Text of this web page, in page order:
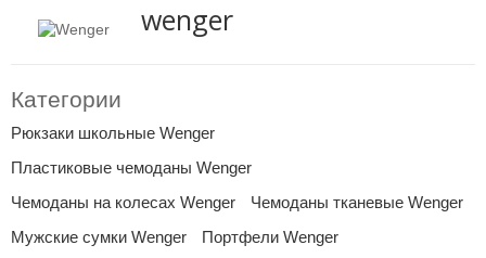
wenger
Категории
Рюкзаки школьные Wenger
Пластиковые чемоданы Wenger
Чемоданы на колесах Wenger
Чемоданы тканевые Wenger
Мужские сумки Wenger
Портфели Wenger